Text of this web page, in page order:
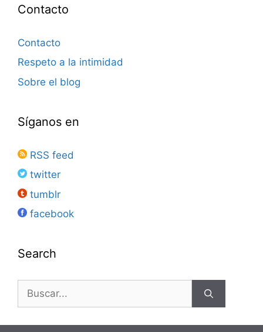
Contacto
Contacto
Respeto a la intimidad
Sobre el blog
Síganos en
RSS feed
twitter
tumblr
facebook
Search
Buscar: